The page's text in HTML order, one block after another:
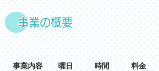
事業の概要
事業内容 曜日 時間 料金